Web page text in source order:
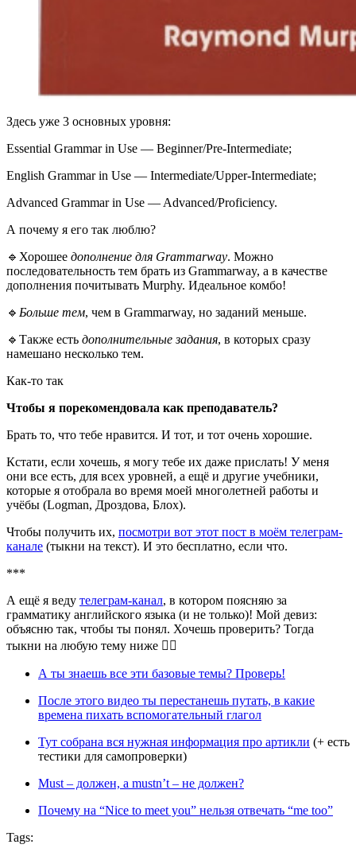
Здесь уже 3 основных уровня:
Essential Grammar in Use — Beginner/Pre‑Intermediate;
English Grammar in Use — Intermediate/Upper‑Intermediate;
Advanced Grammar in Use — Advanced/Proficiency.
А почему я его так люблю?
🔹Хорошее дополнение для Grammarway. Можно
последовательность тем брать из Grammarway, а в качестве
дополнения почитывать Murphy. Идеальное комбо!
🔹 Больше тем, чем в Grammarway, но заданий меньше.
🔹Также есть дополнительные задания, в которых сразу
намешано несколько тем.
Как-то так
Чтобы я порекомендовала как преподаватель?
Брать то, что тебе нравится. И тот, и тот очень хорошие.
Кстати, если хочешь, я могу тебе их даже прислать! У меня
они все есть, для всех уровней, а ещё и другие учебники,
которые я отобрала во время моей многолетней работы и
учёбы (Logman, Дроздова, Блох).
Чтобы получить их, посмотри вот этот пост в моём телеграм-
канале (тыкни на текст). И это бесплатно, если что.
***
А ещё я веду телеграм-канал, в котором поясняю за
грамматику английского языка (и не только)! Мой девиз:
объясню так, чтобы ты понял. Хочешь проверить? Тогда
тыкни на любую тему ниже 👇🏻
А ты знаешь все эти базовые темы? Проверь!
После этого видео ты перестанешь путать, в какие
времена пихать вспомогательный глагол
Тут собрана вся нужная информация про артикли (+ есть
тестики для самопроверки)
Must – должен, а mustn’t – не должен?
Почему на “Nice to meet you” нельзя отвечать “me too”
Tags: